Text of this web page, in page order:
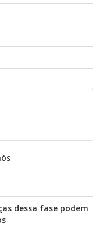
dessa fase podem